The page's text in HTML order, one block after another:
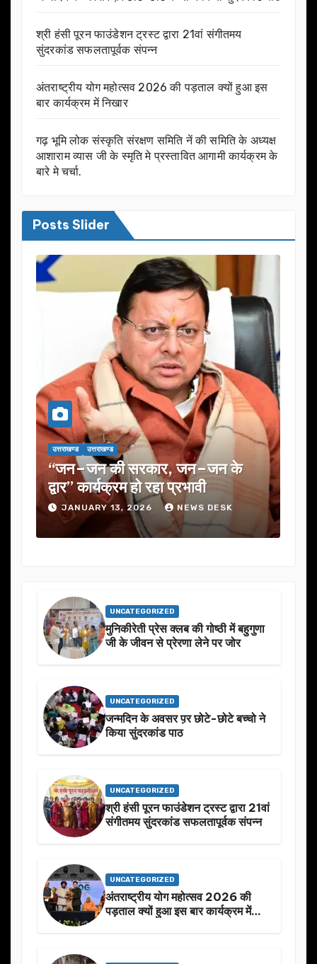
श्री हंसी पूरन फाउंडेशन ट्रस्ट द्वारा 21वां संगीतमय
सुंदरकांड सफलतापूर्वक संपन्न
अंतराष्ट्रीय योग महोत्सव 2026 की पड़ताल क्यों हुआ इस
बार कार्यक्रम में निखार
गढ़ भूमि लोक संस्कृति संरक्षण समिति नें की समिति के अध्यक्ष
आशाराम व्यास जी के स्मृति मे प्रस्तावित आगामी कार्यक्रम के
बारे मे चर्चा.
Posts Slider
उत्तराखण्ड उत्तराखण्ड
“जन–जन की सरकार, जन–जन के
द्वार” कार्यक्रम हो रहा प्रभावी
JANUARY 13, 2026 NEWS DESK
UNCATEGORIZED
मुनिकीरेती प्रेस क्लब की गोष्ठी में बहुगुणा
जी के जीवन से प्रेरणा लेने पर जोर
UNCATEGORIZED
जन्मदिन के अवसर प़र छोटे-छोटे बच्चो ने
किया सुंदरकांड पाठ
UNCATEGORIZED
श्री हंसी पूरन फाउंडेशन ट्रस्ट द्वारा 21वां
संगीतमय सुंदरकांड सफलतापूर्वक संपन्न
UNCATEGORIZED
अंतराष्ट्रीय योग महोत्सव 2026 की
पड़ताल क्यों हुआ इस बार कार्यक्रम में